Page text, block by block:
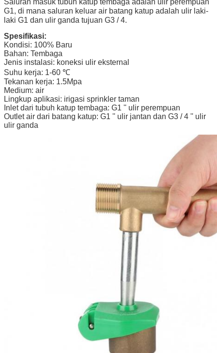
G1, di mana saluran keluar air batang katup adalah ulir laki-
laki G1 dan ulir ganda tujuan G3 / 4.
Spesifikasi:
Kondisi: 100% Baru
Bahan: Tembaga
Jenis instalasi: koneksi ulir eksternal
Suhu kerja: 1-60 ℃
Tekanan kerja: 1.5Mpa
Medium: air
Lingkup aplikasi: irigasi sprinkler taman
Inlet dari tubuh katup tembaga: G1 '' ulir perempuan
Outlet air dari batang katup: G1 '' ulir jantan dan G3 / 4 '' ulir
ulir ganda